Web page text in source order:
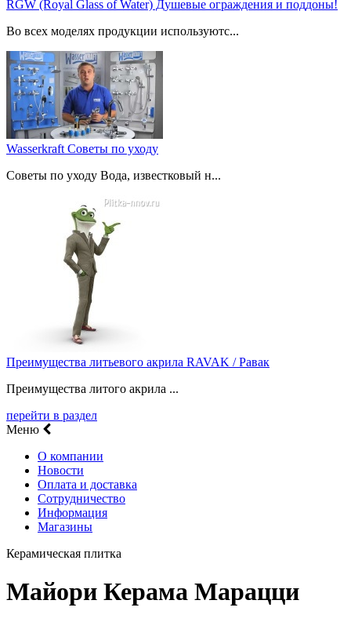
RGW (Royal Glass of Water) Душевые ограждения и поддоны!
Во всех моделях продукции используютс...
Wasserkraft Советы по уходу
Советы по уходу Вода, известковый н...
Преимущества литьевого акрила RAVAK / Равак
Преимущества литого акрила ...
перейти в раздел
Меню
О компании
Новости
Оплата и доставка
Сотрудничество
Информация
Магазины
Керамическая плитка
Майори Керама Марацци